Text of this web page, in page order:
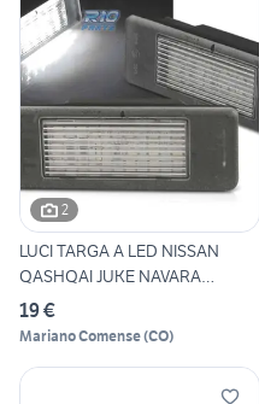
2
LUCI TARGA A LED NISSAN
QASHQAI JUKE NAVARA
MERCED
19 €
Mariano Comense(CO)